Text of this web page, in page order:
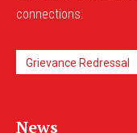
connections.
Grievance Redressal
News